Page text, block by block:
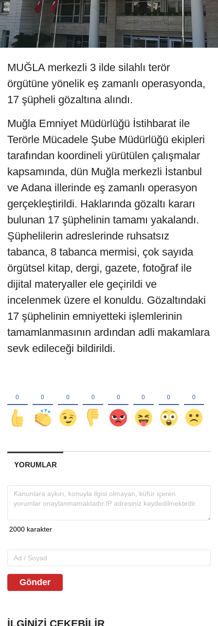
MUĞLA merkezli 3 ilde silahlı terör
örgütüne yönelik eş zamanlı operasyonda,
17 şüpheli gözaltına alındı.
Muğla Emniyet Müdürlüğü İstihbarat ile
Terörle Mücadele Şube Müdürlüğü ekipleri
tarafından koordineli yürütülen çalışmalar
kapsamında, dün Muğla merkezli İstanbul
ve Adana illerinde eş zamanlı operasyon
gerçekleştirildi. Haklarında gözaltı kararı
bulunan 17 şüphelinin tamamı yakalandı.
Şüphelilerin adreslerinde ruhsatsız
tabanca, 8 tabanca mermisi, çok sayıda
örgütsel kitap, dergi, gazete, fotoğraf ile
dijital materyaller ele geçirildi ve
incelenmek üzere el konuldu. Gözaltındaki
17 şüphelinin emniyetteki işlemlerinin
tamamlanmasının ardından adli makamlara
sevk edileceği bildirildi.
YORUMLAR
Gönder
İLGINIZI ÇEKEBILIR